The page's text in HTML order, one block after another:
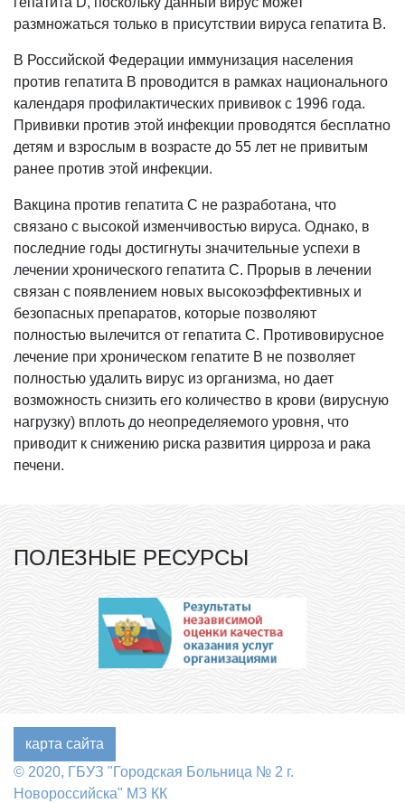
размножаться только в присутствии вируса гепатита В.
В Российской Федерации иммунизация населения
против гепатита В проводится в рамках национального
календаря профилактических прививок с 1996 года.
Прививки против этой инфекции проводятся бесплатно
детям и взрослым в возрасте до 55 лет не привитым
ранее против этой инфекции.
Вакцина против гепатита С не разработана, что
связано с высокой изменчивостью вируса. Однако, в
последние годы достигнуты значительные успехи в
лечении хронического гепатита С. Прорыв в лечении
связан с появлением новых высокоэффективных и
безопасных препаратов, которые позволяют
полностью вылечится от гепатита С. Противовирусное
лечение при хроническом гепатите В не позволяет
полностью удалить вирус из организма, но дает
возможность снизить его количество в крови (вирусную
нагрузку) вплоть до неопределяемого уровня, что
приводит к снижению риска развития цирроза и рака
печени.
ПОЛЕЗНЫЕ РЕСУРСЫ
карта сайта
© 2020, ГБУЗ "Городская Больница № 2 г.
Новороссийска" МЗ КК